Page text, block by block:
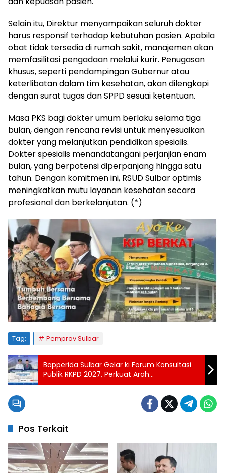
Selain itu, Direktur menyampaikan seluruh dokter
harus responsif terhadap kebutuhan pasien. Apabila
obat tidak tersedia di rumah sakit, manajemen akan
memfasilitasi pengadaan melalui kurir. Penugasan
khusus, seperti pendampingan Gubernur atau
keterlibatan dalam tim kesehatan, akan dilengkapi
dengan surat tugas dan SPPD sesuai ketentuan.
Masa PKS bagi dokter umum berlaku selama tiga
bulan, dengan rencana revisi untuk menyesuaikan
dokter yang melanjutkan pendidikan spesialis.
Dokter spesialis menandatangani perjanjian enam
bulan, yang berpotensi diperpanjang hingga satu
tahun. Dengan komitmen ini, RSUD Sulbar optimis
meningkatkan mutu layanan kesehatan secara
profesional dan berkelanjutan. (*)
Tag: Pemprov Sulbar
Bapperida Sulbar Gelar ki Forum Konsultasi
Publik RKPD 2027, Perkuat Arah
Pembangunan Partisipatif
Pos Terkait